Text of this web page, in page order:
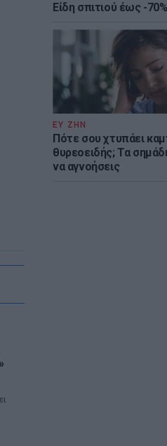
Είδη σπιτιού έως -70%
ΕΥ ΖΗΝ
Πότε σου χτυπάει
θυρεοειδής; Τα
να αγνοήσεις